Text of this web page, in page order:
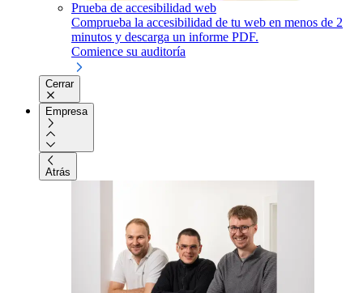
Prueba de accesibilidad web
Comprueba la accesibilidad de tu web en menos de 2
minutos y descarga un informe PDF.
Comience su auditoría
Cerrar
Empresa
Atrás